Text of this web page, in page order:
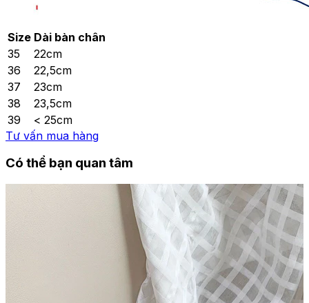
Size Dài bàn chân
35
22cm
36
22,5cm
37
23cm
38
23,5cm
39
< 25cm
Tư vấn mua hàng
Có thể bạn quan tâm